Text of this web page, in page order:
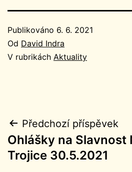
Publikováno 6. 6. 2021
Od David Indra
V rubrikách Aktuality
Navigace
pro
Předchozí příspěvek
Ohlášky na Slavnost
Trojice 30.5.2021